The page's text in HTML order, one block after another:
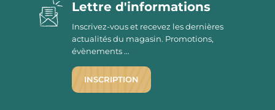
Lettre d'informations
Inscrivez-vous et recevez les dernières
actualités du magasin. Promotions,
évènements ...
INSCRIPTION